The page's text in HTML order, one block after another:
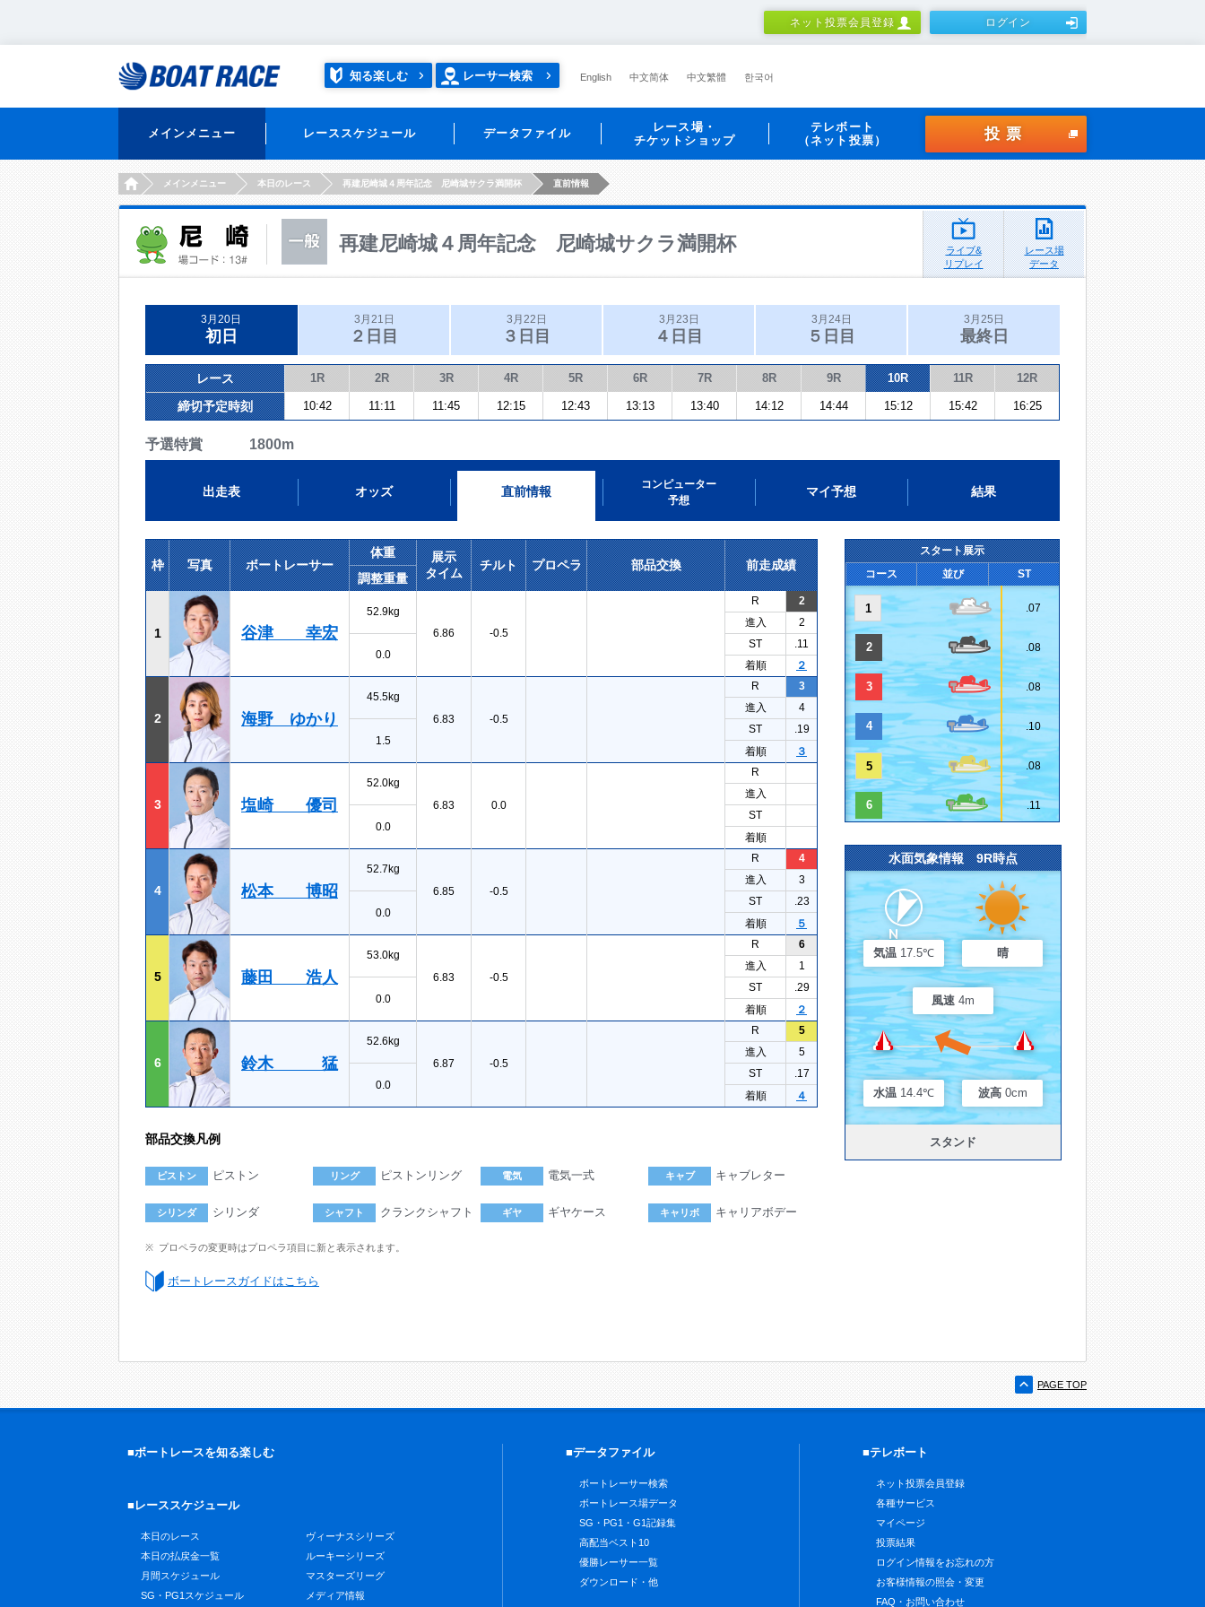
ネット投票会員登録 ログイン
知る楽しむ レーサー検索 English 中文简体 中文繁體 한국어
メインメニュー レーススケジュール データファイル
レース場・
チケットショップ
テレボート
（ネット投票）
投票
HOMEメインメニュー 本日のレース 再建尼崎城４周年記念 尼崎城サクラ満開杯 直前情報
再建尼崎城４周年記念 尼崎城サクラ満開杯
ライブ&
リプレイ
レース場
データ
3月20日
初日
3月21日
２日目
3月22日
３日目
3月23日
４日目
3月24日
５日目
3月25日
最終日
レース 1R 2R 3R 4R 5R 6R 7R 8R 9R 10R 11R 12R
締切予定時刻 10:42 11:11 11:45 12:15 12:43 13:13 13:40 14:12 14:44 15:12 15:42 16:25
予選特賞 1800m
出走表 オッズ 直前情報
コンピューター
予想
マイ予想 結果
枠 写真 ボートレーサー
体重
展示
タイム
チルト プロペラ 部品交換
前走成績
調整重量
1 谷津 幸宏
52.9kg
6.86
-0.5
R
2
進入
2
0.0
ST
.11
着順
２
2 海野 ゆかり
45.5kg
6.83
-0.5
R
3
進入
4
1.5
ST
.19
着順
３
3 塩崎 優司
52.0kg
6.83
0.0
R
進入
0.0
ST
着順
4 松本 博昭
52.7kg
6.85
-0.5
R
4
進入
3
0.0
ST
.23
着順
５
5 藤田 浩人
53.0kg
6.83
-0.5
R
6
進入
1
0.0
ST
.29
着順
２
6 鈴木 猛
52.6kg
6.87
-0.5
R
5
進入
5
0.0
ST
.17
着順
４
部品交換凡例
ピストン ピストン リング ピストンリング 電気 電気一式 キャブ キャブレター
シリンダ シリンダ シャフト クランクシャフト ギヤ ギヤケース キャリボ キャリアボデー
プロペラの変更時はプロペラ項目に新と表示されます。
ボートレースガイドはこちら
スタート展示
コース
並び ST
1 .07
2 .08
3 .08
4 .10
5 .08
6 .11
水面気象情報 9R時点
気温 17.5℃ 晴
風速 4m
水温 14.4℃ 波高 0cm
スタンド
PAGE TOP
■ボートレースを知る楽しむ
■レーススケジュール
本日のレース
本日の払戻金一覧
月間スケジュール
SG・PG1スケジュール
ヴィーナスシリーズ
ルーキーシリーズ
マスターズリーグ
メディア情報
■データファイル
ボートレーサー検索
ボートレース場データ
SG・PG1・G1記録集
高配当ベスト10
優勝レーサー一覧
ダウンロード・他
■テレボート
ネット投票会員登録
各種サービス
マイページ
投票結果
ログイン情報をお忘れの方
お客様情報の照会・変更
FAQ・お問い合わせ